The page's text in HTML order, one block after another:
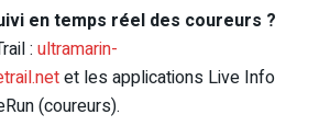
en temps réel des coureurs ?
: ultramarin-
et les applications Live Info
(coureurs).